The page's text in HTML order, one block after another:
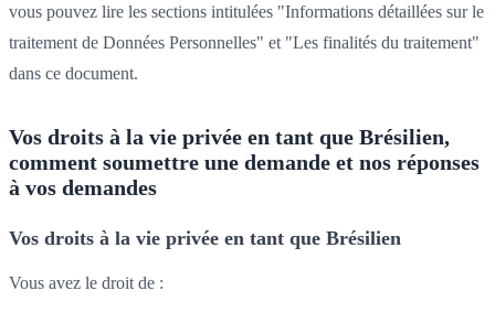
vous pouvez lire les sections intitulées "Informations détaillées sur le
traitement de Données Personnelles" et "Les finalités du traitement"
dans ce document.
Vos droits à la vie privée en tant que Brésilien,
comment soumettre une demande et nos réponses
à vos demandes
Vos droits à la vie privée en tant que Brésilien
Vous avez le droit de :